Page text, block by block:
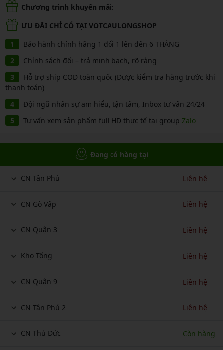
Chương trình khuyến mãi:
ƯU ĐÃI CHỈ CÓ TẠI VOTCAULONGSHOP
Bảo hành chính hãng 1 đổi 1 lên đến 6 THÁNG
Chính sách đổi – trả minh bạch, rõ ràng
Hỗ trợ ship COD toàn quốc (Được kiểm tra hàng trước khi
thanh toán)
Đội ngũ nhân sự am hiểu, tận tâm, Inbox tư vấn 24/24
Tư vấn xem sản phẩm full HD thực tế tại group Zalo
Đang có hàng tại
CN Tân Phú Liên hệ
CN Gò Vấp Liên hệ
CN Quận 3 Liên hệ
Kho Tổng Liên hệ
CN Quận 9 Liên hệ
CN Tân Phú 2 Liên hệ
CN Thủ Đức Còn hàng